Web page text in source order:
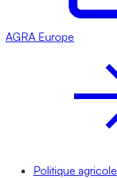
AGRA Europe
Politique agricole